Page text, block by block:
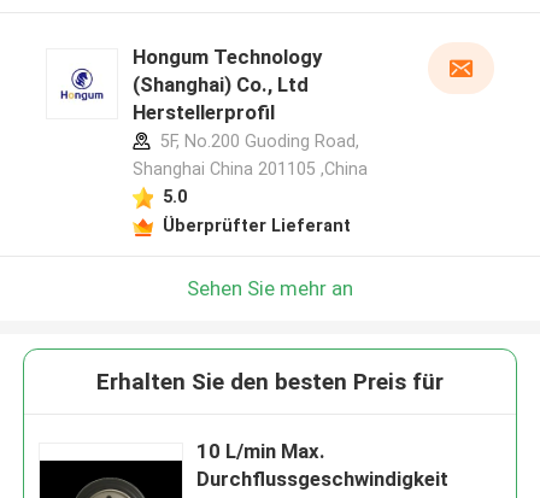
Hongum Technology
(Shanghai) Co., Ltd
Herstellerprofil
5F, No.200 Guoding Road,
Shanghai China 201105 ,China
5.0
Überprüfter Lieferant
Sehen Sie mehr an
Erhalten Sie den besten Preis für
10 L/min Max.
Durchflussgeschwindigkeit